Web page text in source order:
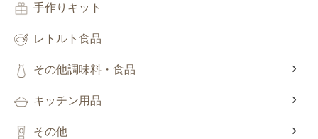
手作りキット
レトルト食品
その他調味料・食品
キッチン用品
その他